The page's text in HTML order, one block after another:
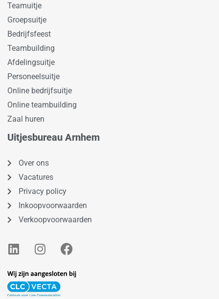
Teamuitje
Groepsuitje
Bedrijfsfeest
Teambuilding
Afdelingsuitje
Personeelsuitje
Online bedrijfsuitje
Online teambuilding
Zaal huren
Uitjesbureau Arnhem
Over ons
Vacatures
Privacy policy
Inkoopvoorwaarden
Verkoopvoorwaarden
L
i
k
e
I
n
t
a
F
a
e